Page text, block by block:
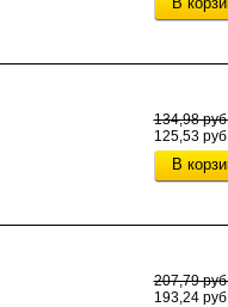
134,98
125,53 руб.
В
207,79
193,24 руб.